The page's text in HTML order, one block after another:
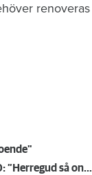
renoveras
Hotet om böter blev verklighet – Inga-Lills och Stirlings hyresvärdar får betala 75 000: ”Herregud så onödigt”